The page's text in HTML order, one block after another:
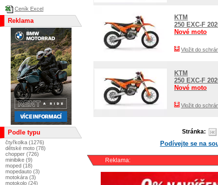
KTM
250 EXC-F
Nové moto
Vložit do
KTM
250 EXC-F
Nové moto
Vložit do
Stránka:
Podívejte se na
Reklama:
Ceník Excel
Reklama
Podle typu
čtyřkolka (1276)
dětské moto (78)
chopper (726)
minibike (9)
moped (18)
mopedauto (3)
motokára (3)
motokolo (24)